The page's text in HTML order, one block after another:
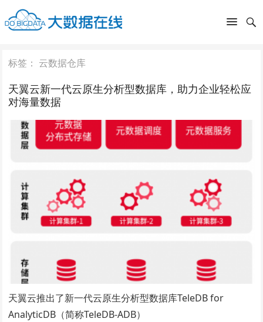
标签： 云数据仓库
天翼云新一代云原生分析型数据库，助力企业轻松应
对海量数据
天翼云推出了新一代云原生分析型数据库TeleDB for
AnalyticDB（简称TeleDB-ADB）